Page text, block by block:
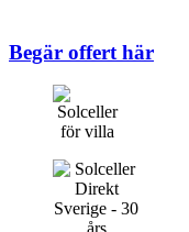
Begär offert här